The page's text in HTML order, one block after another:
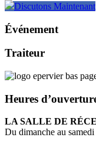
Discutons Maintenant
Événement
Traiteur
Heures
LA SALLE DE
Du dimanche au